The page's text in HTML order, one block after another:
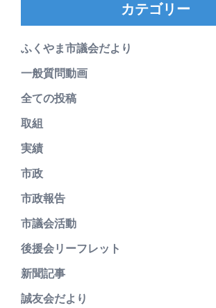
カテゴリー
ふくやま市議会だより
一般質問動画
全ての投稿
取組
実績
市政
市政報告
市議会活動
後援会リーフレット
新聞記事
誠友会だより